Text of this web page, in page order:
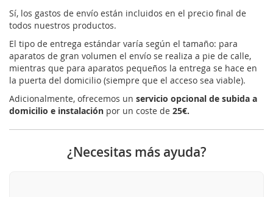
Sí, los gastos de envío están incluidos en el precio final de
todos nuestros productos.
El tipo de entrega estándar varía según el tamaño: para
aparatos de gran volumen el envío se realiza a pie de calle,
mientras que para aparatos pequeños la entrega se hace en
la puerta del domicilio (siempre que el acceso sea viable).
Adicionalmente, ofrecemos un servicio opcional de subida a
domicilio e instalación por un coste de 25€.
¿Necesitas más ayuda?